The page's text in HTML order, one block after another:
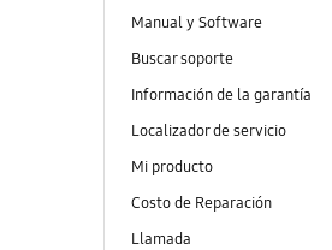
Manual y Software
Buscar soporte
Información de la garantía
Localizador de servicio
Mi producto
Costo de Reparación
Llamada